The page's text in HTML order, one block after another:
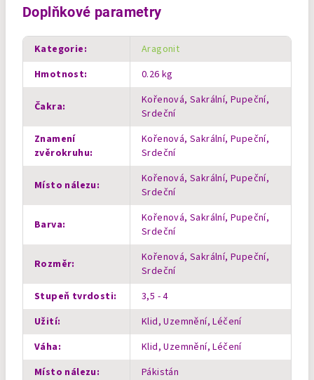
Doplňkové parametry
Kategorie:
Aragonit
Hmotnost: 0.26 kg
Čakra:
Kořenová, Sakrální, Pupeční,
Srdeční
Znamení
zvěrokruhu:
Kořenová, Sakrální, Pupeční,
Srdeční
Místo nálezu:
Kořenová, Sakrální, Pupeční,
Srdeční
Barva:
Kořenová, Sakrální, Pupeční,
Srdeční
Rozměr:
Kořenová, Sakrální, Pupeční,
Srdeční
Stupeň tvrdosti:
3,5 - 4
Užití:
Klid, Uzemnění, Léčení
Váha:
Klid, Uzemnění, Léčení
Místo nálezu:
Pákistán